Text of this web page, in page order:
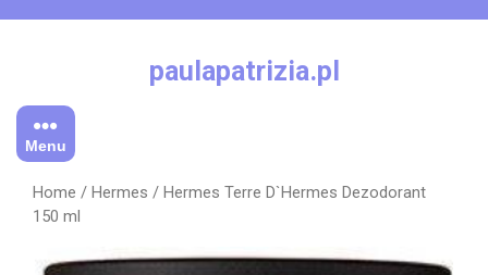
paulapatrizia.pl
Menu
Home / Hermes / Hermes Terre D`Hermes Dezodorant
150 ml